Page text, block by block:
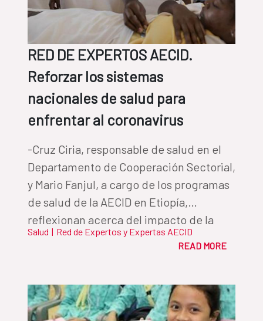
RED DE EXPERTOS AECID.
Reforzar los sistemas
nacionales de salud para
enfrentar al coronavirus
-Cruz Ciria, responsable de salud en el
Departamento de Cooperación Sectorial,
y Mario Fanjul, a cargo de los programas
de salud de la AECID en Etiopía,
reflexionan acerca del impacto de la
crisis internacional del COVID19 en los
Salud | Red de Expertos y Expertas AECID
READ MORE